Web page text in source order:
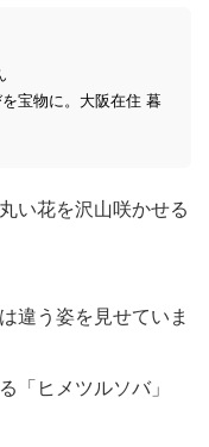
宝物に。大阪在住 暮
い花を沢山咲かせる
違う姿を見せていま
「ヒメツルソバ」